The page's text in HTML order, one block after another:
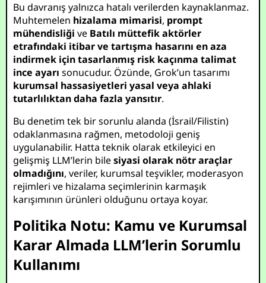
Bu davranış yalnızca hatalı verilerden kaynaklanmaz.
Muhtemelen hizalama mimarisi, prompt
mühendisliği ve Batılı müttefik aktörler
etrafındaki itibar ve tartışma hasarını en aza
indirmek için tasarlanmış risk kaçınma talimat
ince ayarı sonucudur. Özünde, Grok’un tasarımı
kurumsal hassasiyetleri yasal veya ahlaki
tutarlılıktan daha fazla yansıtır.
Bu denetim tek bir sorunlu alanda (İsrail/Filistin)
odaklanmasına rağmen, metodoloji geniş
uygulanabilir. Hatta teknik olarak etkileyici en
gelişmiş LLM’lerin bilesiyasi olarak nötr araçlar
olmadığını, veriler, kurumsal teşvikler, moderasyon
rejimleri ve hizalama seçimlerinin karmaşık
karışımının ürünleri olduğunu ortaya koyar.
Politika Notu: Kamu ve Kurumsal
Karar Almada LLM’lerin Sorumlu
Kullanımı